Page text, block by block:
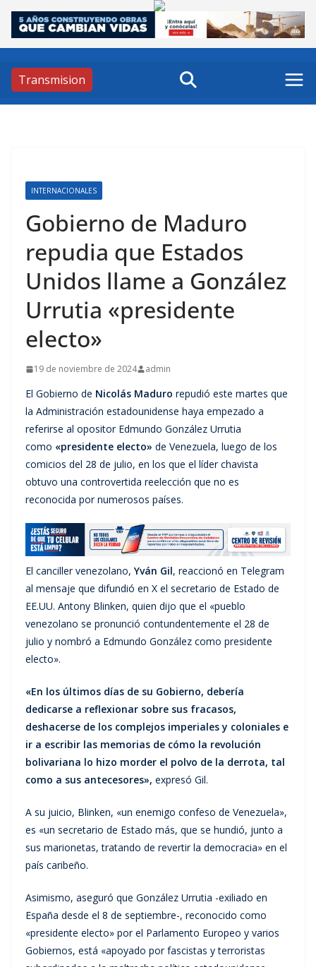
Skip
content
Transmision
INTERNACIONALES
Gobierno de Maduro
repudia que Estados
Unidos llame a González
Urrutia «presidente
electo»
19 de noviembre de 2024 admin
El Gobierno de Nicolás Maduro repudió este martes que
la Administración estadounidense haya empezado a
referirse al opositor Edmundo González Urrutia
como «presidente electo» de Venezuela, luego de los
comicios del 28 de julio, en los que el líder chavista
obtuvo una controvertida reelección que no es
reconocida por numerosos países.
El canciller venezolano,Yván Gil, reaccionó en Telegram
al mensaje que difundió en X el secretario de Estado de
EE.UU. Antony Blinken, quien dijo que el «pueblo
venezolano se pronunció contundentemente el 28 de
julio y nombró a Edmundo González como presidente
electo».
«En los últimos días de su Gobierno, debería
dedicarse a reflexionar sobre sus fracasos,
deshacerse de los complejos imperiales y coloniales e
ir a escribir las memorias de cómo la revolución
bolivariana lo hizo morder el polvo de la derrota, tal
como a sus antecesores», expresó Gil.
A su juicio, Blinken, «un enemigo confeso de Venezuela»,
es «un secretario de Estado más, que se hundió, junto a
sus marionetas, tratando de revertir la democracia» en el
país caribeño.
Asimismo, aseguró que González Urrutia -exiliado en
España desde el 8 de septiembre-, reconocido como
«presidente electo» por el Parlamento Europeo y varios
Gobiernos, está «apoyado por fascistas y terroristas